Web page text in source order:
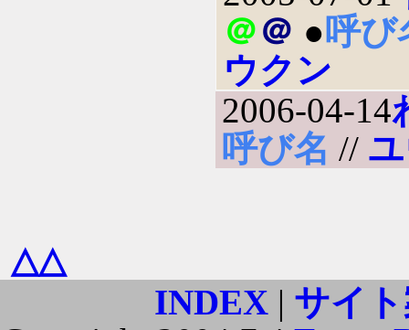
＠＠ ● 呼び
ウクン
2006-04-14
呼び名 //
△△
INDEX| サイ